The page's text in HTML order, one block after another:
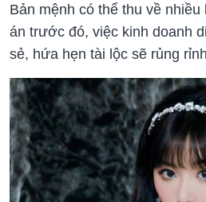
Bản mệnh có thể thu về
án trước đó, việc kinh doanh
sẻ, hứa hẹn tài lộc sẽ rủng